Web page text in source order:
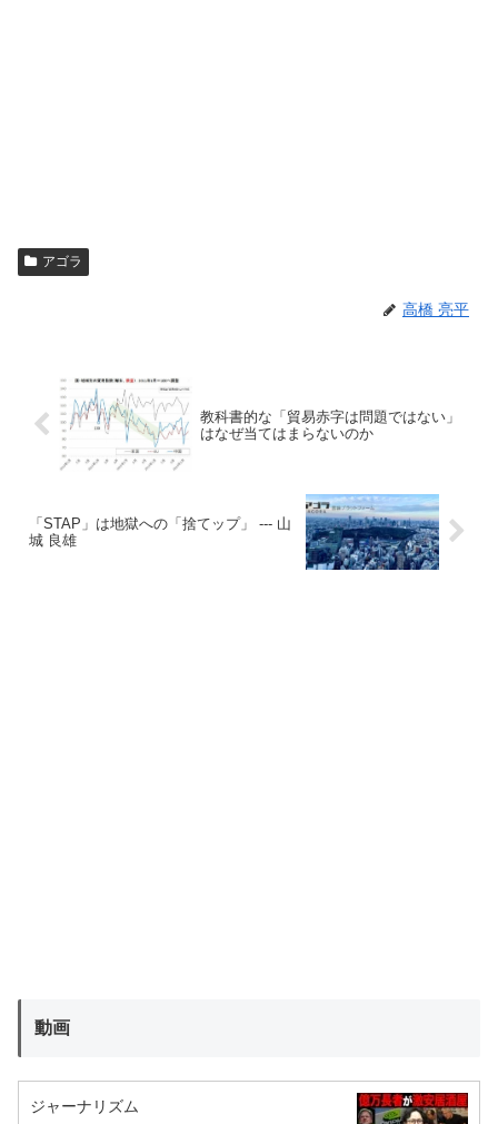
アゴラ
高橋 亮平
教科書的な「貿易赤字は問題ではない」
はなぜ当てはまらないのか
「STAP」は地獄への「捨てップ」 --- 山
城 良雄
動画
ジャーナリズム